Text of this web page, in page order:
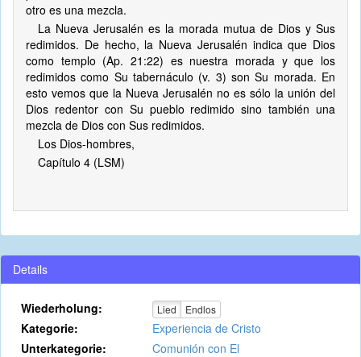
otro es una mezcla.
La Nueva Jerusalén es la morada mutua de Dios y Sus
redimidos. De hecho, la Nueva Jerusalén indica que Dios
como templo (Ap. 21:22) es nuestra morada y que los
redimidos como Su tabernáculo (v. 3) son Su morada. En
esto vemos que la Nueva Jerusalén no es sólo la unión del
Dios redentor con Su pueblo redimido sino también una
mezcla de Dios con Sus redimidos.
Los Dios-hombres,
Capítulo 4 (LSM)
Details
Wiederholung: Lied Endlos
Kategorie:
Experiencia de Cristo
Unterkategorie:
Comunión con El